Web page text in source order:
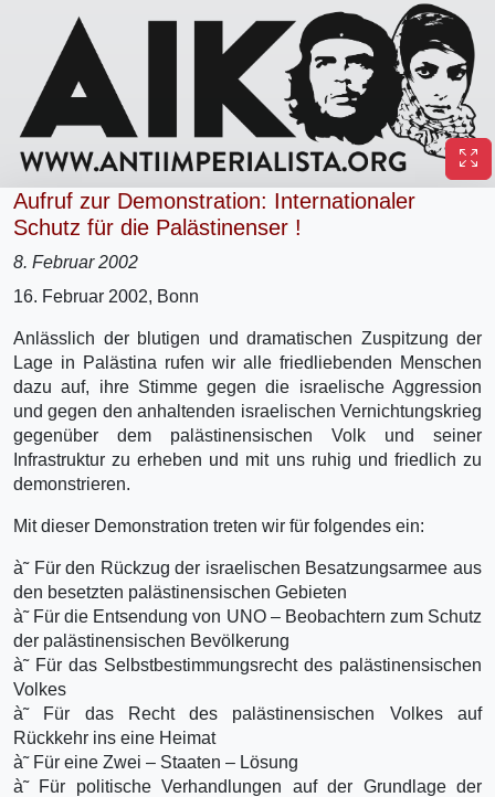
Aufruf zur Demonstration: Internationaler
Schutz für die Palästinenser !
8. Februar 2002
16. Februar 2002, Bonn
Anlässlich der blutigen und dramatischen Zuspitzung der
Lage in Palästina rufen wir alle friedliebenden Menschen
dazu auf, ihre Stimme gegen die israelische Aggression
und gegen den anhaltenden israelischen Vernichtungskrieg
gegenüber dem palästinensischen Volk und seiner
Infrastruktur zu erheben und mit uns ruhig und friedlich zu
demonstrieren.
Mit dieser Demonstration treten wir für folgendes ein:
à˜ Für den Rückzug der israelischen Besatzungsarmee aus
den besetzten palästinensischen Gebieten
à˜ Für die Entsendung von UNO – Beobachtern zum Schutz
der palästinensischen Bevölkerung
à˜ Für das Selbstbestimmungsrecht des palästinensischen
Volkes
à˜ Für das Recht des palästinensischen Volkes auf
Rückkehr ins eine Heimat
à˜ Für eine Zwei – Staaten – Lösung
à˜ Für politische Verhandlungen auf der Grundlage der